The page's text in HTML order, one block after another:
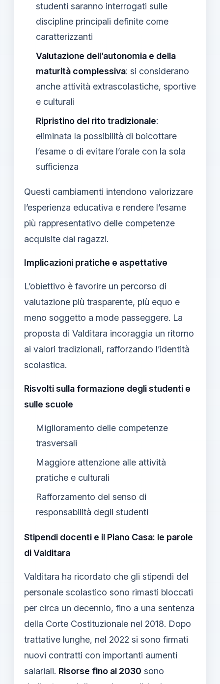
studenti saranno interrogati sulle
discipline principali definite come
caratterizzanti
Valutazione dell’autonomia e della
maturità complessiva: si considerano
anche attività extrascolastiche, sportive
e culturali
Ripristino del rito tradizionale:
eliminata la possibilità di boicottare
l’esame o di evitare l’orale con la sola
sufficienza
Questi cambiamenti intendono valorizzare
l’esperienza educativa e rendere l’esame
più rappresentativo delle competenze
acquisite dai ragazzi.
Implicazioni pratiche e aspettative
L’obiettivo è favorire un percorso di
valutazione più trasparente, più equo e
meno soggetto a mode passeggere. La
proposta di Valditara incoraggia un ritorno
ai valori tradizionali, rafforzando l’identità
scolastica.
Risvolti sulla formazione degli studenti e
sulle scuole
Miglioramento delle competenze
trasversali
Maggiore attenzione alle attività
pratiche e culturali
Rafforzamento del senso di
responsabilità degli studenti
Stipendi docenti e il Piano Casa: le parole
di Valditara
Valditara ha ricordato che gli stipendi del
personale scolastico sono rimasti bloccati
per circa un decennio, fino a una sentenza
della Corte Costituzionale nel 2018. Dopo
trattative lunghe, nel 2022 si sono firmati
nuovi contratti con importanti aumenti
salariali. Risorse fino al 2030 sono